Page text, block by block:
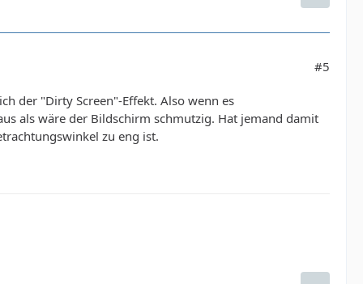
#5
der "Dirty Screen"-Effekt. Also wenn es
als wäre der Bildschirm schmutzig. Hat jemand damit
zu eng ist.